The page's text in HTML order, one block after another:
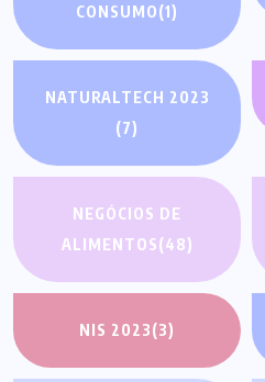
CONSUMO(1)
NATURALTECH 2023
(7)
NEGÓCIOS DE
ALIMENTOS(48)
NIS 2023(3)